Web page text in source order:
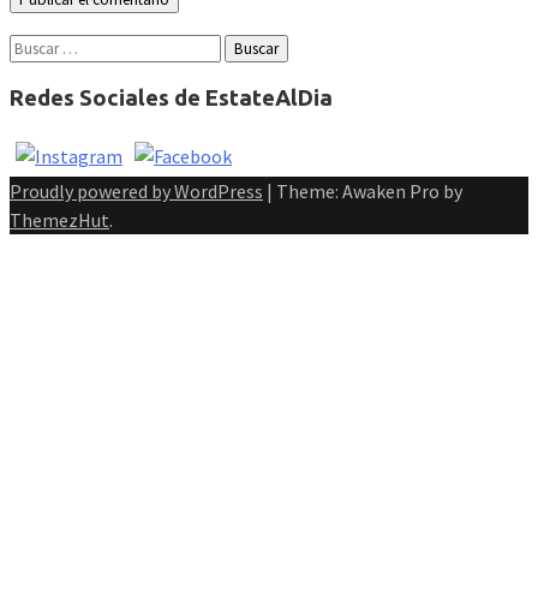
Buscar:
Redes Sociales de EstateAlDia
Proudly powered by WordPress | Theme: Awaken Pro by
ThemezHut.